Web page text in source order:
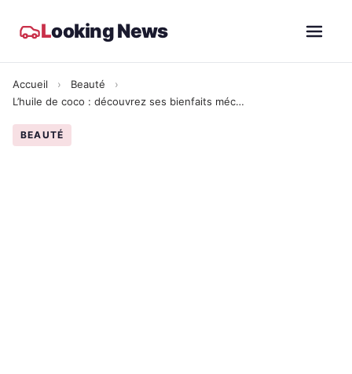
Looking News
Accueil › Beauté
›
L’huile de coco : découvrez ses bienfaits méconnus sur la peau et les cheveux
BEAUTÉ